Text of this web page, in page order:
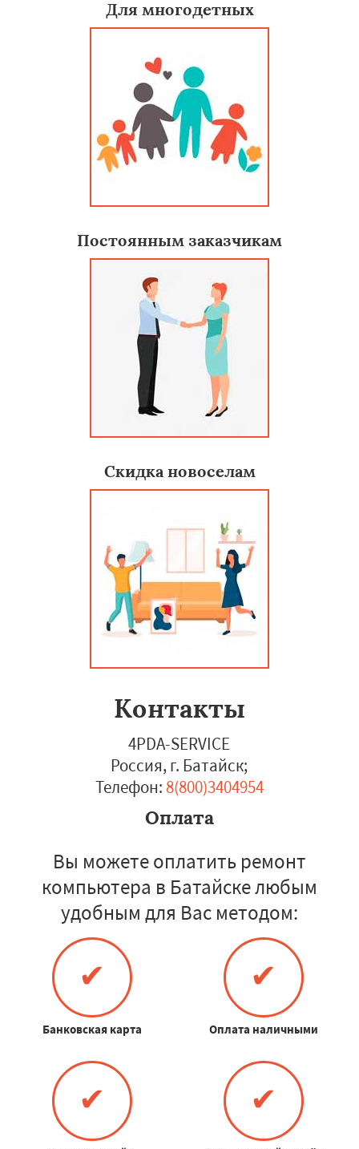
Для многодетных
Постоянным заказчикам
Скидка новоселам
Контакты
4PDA-SERVICE
Россия, г. Батайск;
Телефон: 8(800)3404954
Оплата
Вы можете оплатить ремонт
компьютера в Батайске любым
удобным для Вас методом:
✔
Банковская карта
✔
Оплата наличными
✔ ✔